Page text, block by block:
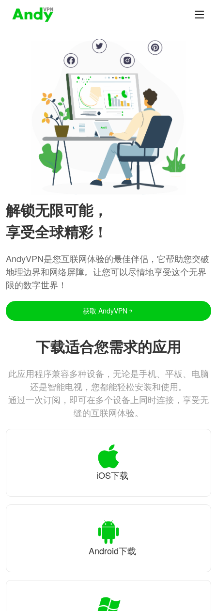
解锁无限可能，
享受全球精彩！
AndyVPN是您互联网体验的最佳伴侣，它帮助您突破
地理边界和网络屏障。让您可以尽情地享受这个无界
限的数字世界！
获取 AndyVPN
下载适合您需求的应用
此应用程序兼容多种设备，无论是手机、平板、电脑
还是智能电视，您都能轻松安装和使用。
通过一次订阅，即可在多个设备上同时连接，享受无
缝的互联网体验。
iOS下载
Android下载